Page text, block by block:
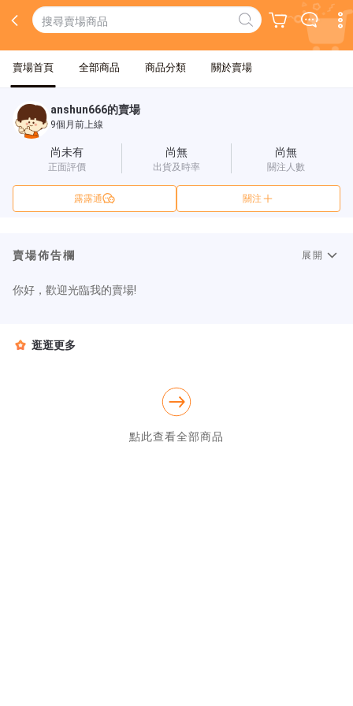
賣場首頁 全部商品 商品分類 關於賣場
anshun666的賣場
9個月前上線
尚未有
正面評價
尚無
出貨及時率
尚無
關注人數
露露通 關注
賣場佈告欄 展開
你好，歡迎光臨我的賣場!
逛逛更多
點此查看全部商品